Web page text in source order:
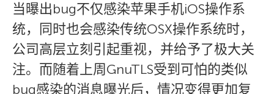
当曝出bug不仅感染苹果手机iOS操作系
统，同时也会感染传统OSX操作系统时，
公司高层立刻引起重视，并给予了极大关
注。而随着上周GnuTLS受到可怕的类似
bug感染的消息曝光后，情况变得更加复